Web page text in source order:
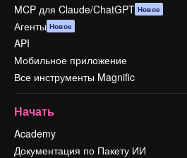
MCP для Claude/ChatGPT Новое
Агенты Новое
API
Мобильное приложение
Все инструменты Magnific
Начать
Academy
Документация по Пакету ИИ